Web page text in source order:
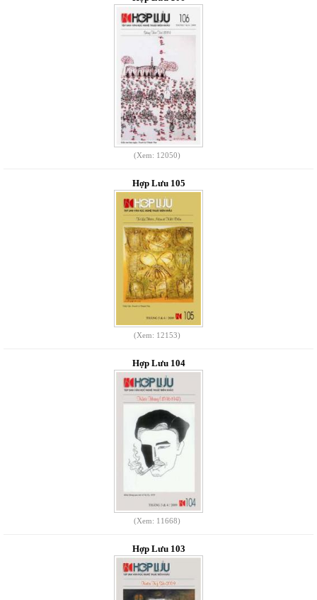
(Xem: 12050)
Hợp Lưu 105
(Xem: 12153)
Hợp Lưu 104
(Xem: 11668)
Hợp Lưu 103